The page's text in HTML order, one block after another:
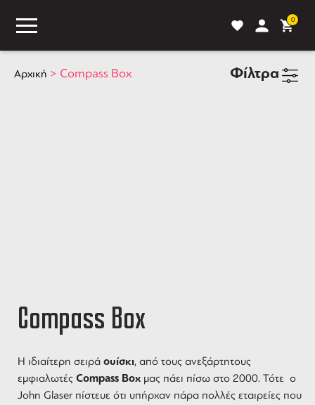
0
Αρχική > Compass Box Φίλτρα
Compass Box
Η ιδιαίτερη σειρά ουίσκι, από τους ανεξάρτητους
εμφιαλωτές Compass Boxμας πάει πίσω στο 2000. Τότε ο
John Glaser πίστευε ότι υπήρχαν πάρα πολλές εταιρείες που